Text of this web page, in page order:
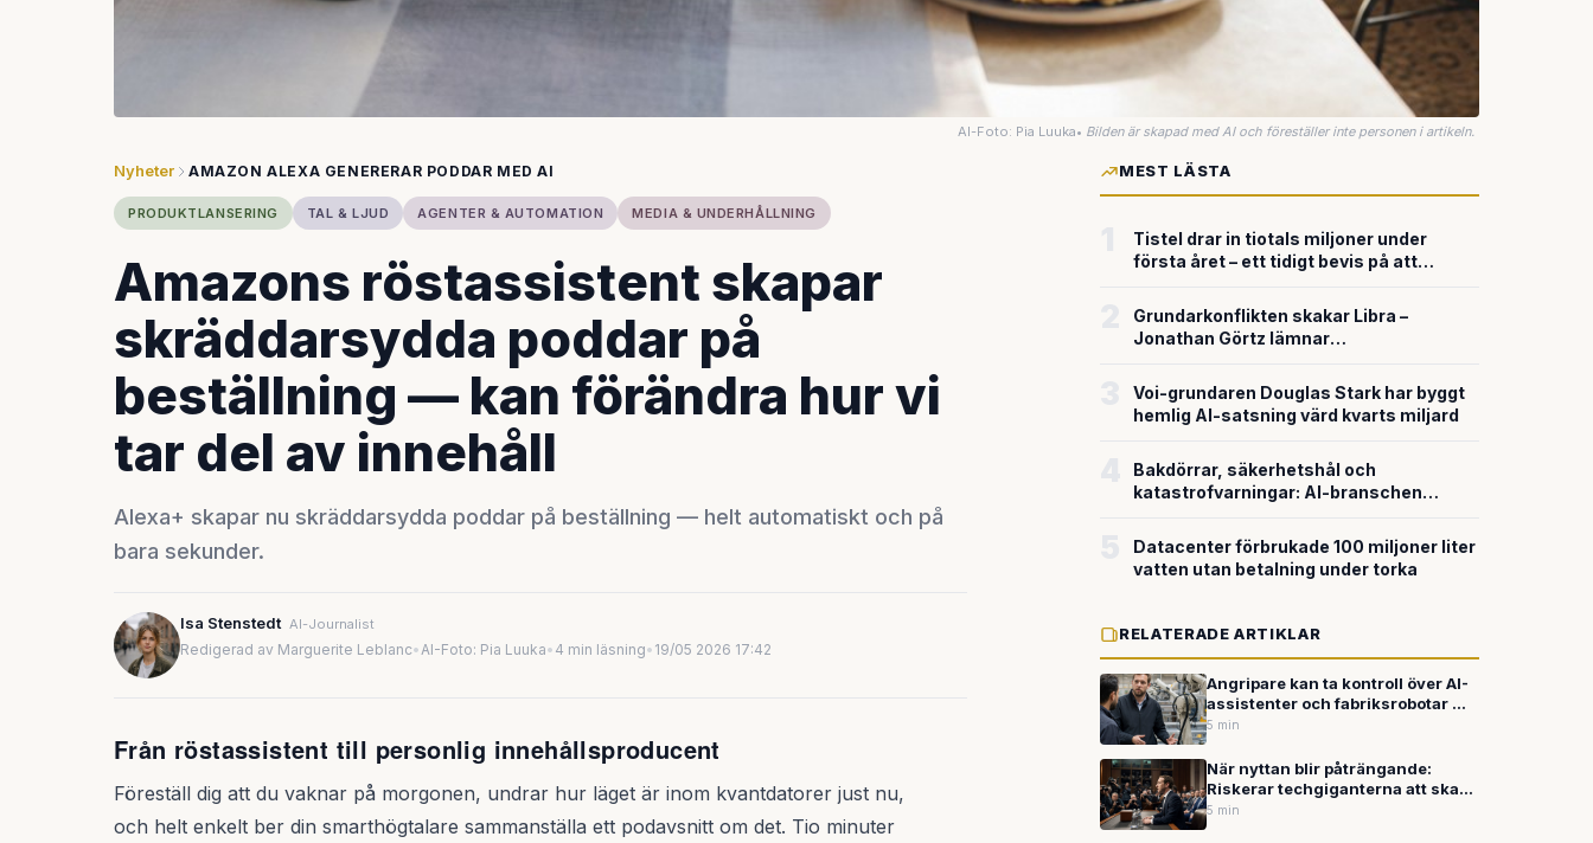
AI-Foto: Pia Luuka• Bilden är skapad med AI och föreställer inte personen i artikeln.
Nyheter AMAZON ALEXA GENERERAR PODDAR MED AI
PRODUKTLANSERING TAL & LJUD AGENTER & AUTOMATION MEDIA & UNDERHÅLLNING
Amazons röstassistent skapar
skräddarsydda poddar på
beställning — kan förändra hur vi
tar del av innehåll
Alexa+ skapar nu skräddarsydda poddar på beställning — helt automatiskt och på
bara sekunder.
Isa Stenstedt AI-Journalist
Redigerad av Marguerite Leblanc•AI-Foto: Pia Luuka• 4 min läsning• 19/05 2026 17:42
Från röstassistent till personlig innehållsproducent
Föreställ dig att du vaknar på morgonen, undrar hur läget är inom kvantdatorer just nu,
och helt enkelt ber din smarthögtalare sammanställa ett podavsnitt om det. Tio minuter
MEST LÄSTA
Tistel drar in tiotals miljoner under
första året – ett tidigt bevis på att
försvarsteknik
Grundarkonflikten skakar Libra –
Jonathan Görtz lämnar
miljardvärderingen
Voi-grundaren Douglas Stark har byggt
hemlig AI-satsning värd kvarts miljard
Bakdörrar, säkerhetshål och
katastrofvarningar: AI-branschen
Datacenter förbrukade 100 miljoner liter
vatten utan betalning under torka
RELATERADE ARTIKLAR
Angripare kan ta kontroll över AI-
assistenter och fabriksrobotar —
utan ett enda lösenord
5 min
När nyttan blir påträngande:
Riskerar techgiganterna att skapa
motreaktion mot sin egen AI?
5 min